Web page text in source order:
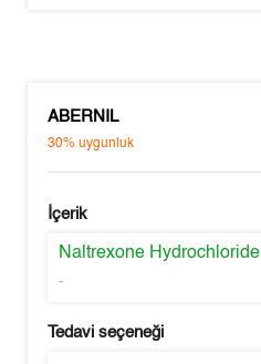
ABERNIL
30%uygunluk
İçerik
Naltrexone Hydrochloride
-
Tedavi seçeneği